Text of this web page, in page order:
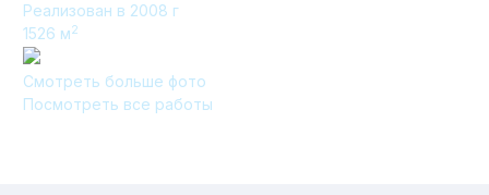
Пожизненное обслуживание
Технология по улучшенным российским нормативам
Реализован в 2008 г
1526 м2
Смотреть больше фото
Посмотреть все работы